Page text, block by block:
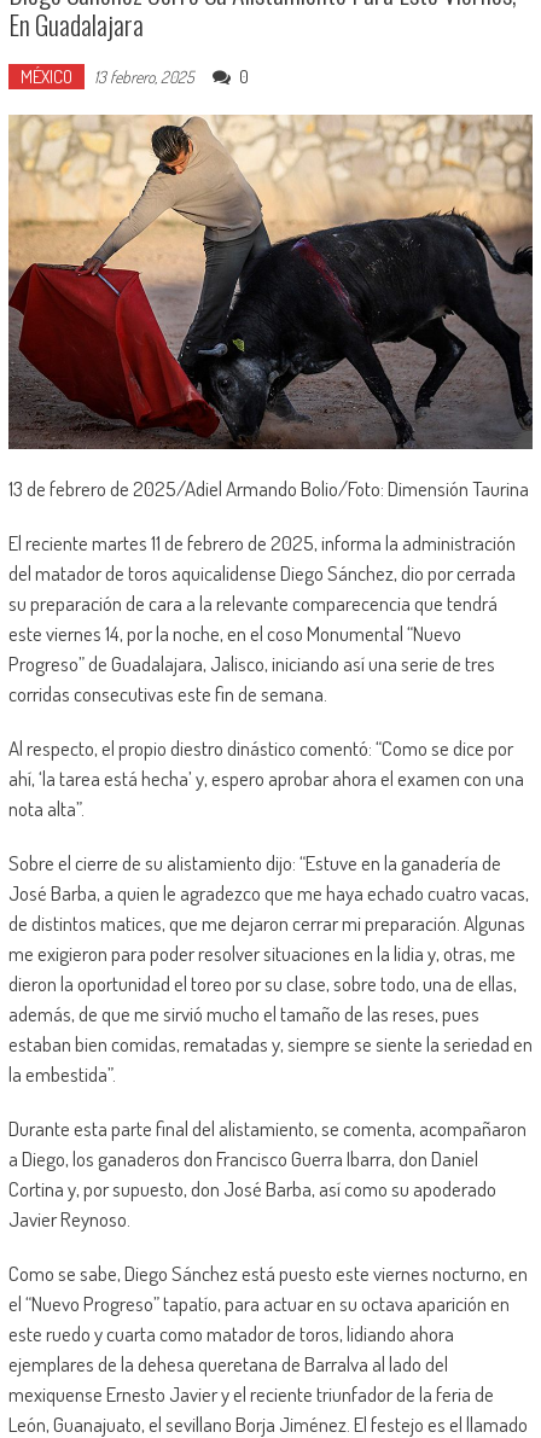
En Guadalajara
MÉXICO 13 febrero, 2025 0
13 de febrero de 2025/Adiel Armando Bolio/Foto: Dimensión Taurina
El reciente martes 11 de febrero de 2025, informa la administración
del matador de toros aquicalidense Diego Sánchez, dio por cerrada
su preparación de cara a la relevante comparecencia que tendrá
este viernes 14, por la noche, en el coso Monumental “Nuevo
Progreso” de Guadalajara, Jalisco, iniciando así una serie de tres
corridas consecutivas este fin de semana.
Al respecto, el propio diestro dinástico comentó: “Como se dice por
ahí, ‘la tarea está hecha’ y, espero aprobar ahora el examen con una
nota alta”.
Sobre el cierre de su alistamiento dijo: “Estuve en la ganadería de
José Barba, a quien le agradezco que me haya echado cuatro vacas,
de distintos matices, que me dejaron cerrar mi preparación. Algunas
me exigieron para poder resolver situaciones en la lidia y, otras, me
dieron la oportunidad el toreo por su clase, sobre todo, una de ellas,
además, de que me sirvió mucho el tamaño de las reses, pues
estaban bien comidas, rematadas y, siempre se siente la seriedad en
la embestida”.
Durante esta parte final del alistamiento, se comenta, acompañaron
a Diego, los ganaderos don Francisco Guerra Ibarra, don Daniel
Cortina y, por supuesto, don José Barba, así como su apoderado
Javier Reynoso.
Como se sabe, Diego Sánchez está puesto este viernes nocturno, en
el “Nuevo Progreso” tapatío, para actuar en su octava aparición en
este ruedo y cuarta como matador de toros, lidiando ahora
ejemplares de la dehesa queretana de Barralva al lado del
mexiquense Ernesto Javier y el reciente triunfador de la feria de
León, Guanajuato, el sevillano Borja Jiménez. El festejo es el llamado